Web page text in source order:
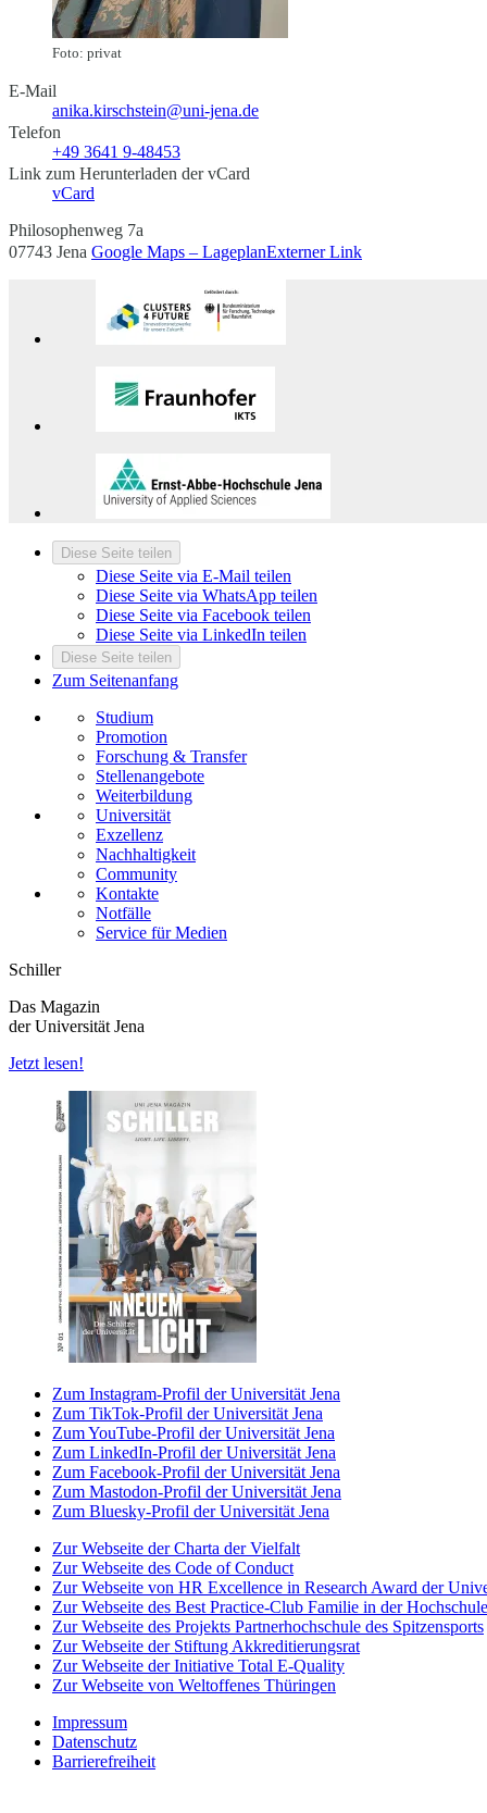
Foto: privat
E-Mail
anika.kirschstein@uni-jena.de
Telefon
+49 3641 9-48453
Link zum Herunterladen der vCard
vCard
Philosophenweg 7a
07743 Jena Google Maps – LageplanExterner Link
Diese Seite teilen
Diese Seite via E-Mail teilen
Diese Seite via WhatsApp teilen
Diese Seite via Facebook teilen
Diese Seite via LinkedIn teilen
Diese Seite teilen
Zum Seitenanfang
Studium
Promotion
Forschung & Transfer
Stellenangebote
Weiterbildung
Universität
Exzellenz
Nachhaltigkeit
Community
Kontakte
Notfälle
Service für Medien
Schiller
Das Magazin
der Universität Jena
Jetzt lesen!
Zum Instagram-Profil der Universität Jena
Zum TikTok-Profil der Universität Jena
Zum YouTube-Profil der Universität Jena
Zum LinkedIn-Profil der Universität Jena
Zum Facebook-Profil der Universität Jena
Zum Mastodon-Profil der Universität Jena
Zum Bluesky-Profil der Universität Jena
Zur Webseite der Charta der Vielfalt
Zur Webseite des Code of Conduct
Zur Webseite von HR Excellence in Research Award der
Zur Webseite des Best Practice-Club Familie in der Hochschule
Zur Webseite des Projekts Partnerhochschule des Spitzensports
Zur Webseite der Stiftung Akkreditierungsrat
Zur Webseite der Initiative Total E-Quality
Zur Webseite von Weltoffenes Thüringen
Impressum
Datenschutz
Barrierefreiheit